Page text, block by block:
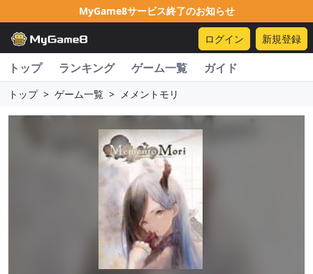
MyGame8サービス終了のお知らせ
ログイン 新規登録
トップ ランキング ゲーム一覧 ガイド
トップ > ゲーム一覧 > メメントモリ